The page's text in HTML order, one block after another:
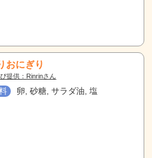
おにぎり
提供：Rinrinさん
卵, 砂糖, サラダ油, 塩